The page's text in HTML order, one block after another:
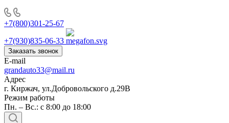
+7(800)301-25-67
+7(930)835-06-33
Заказать звонок
E-mail
grandauto33@mail.ru
Адрес
г. Киржач, ул.Добровольского д.29В
Режим работы
Пн. – Вс.: с 8:00 до 18:00